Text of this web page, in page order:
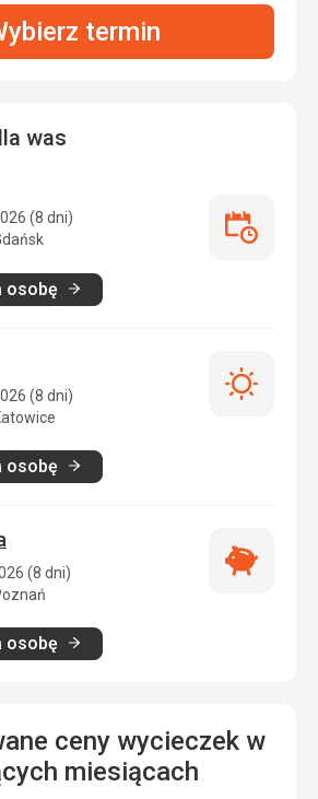
termin
was
(8 dni)
osobę
Last
(8 dni)
osobę
Lato
(8 dni)
osobę
Najlepsza
ceny wycieczek w
miesiącach